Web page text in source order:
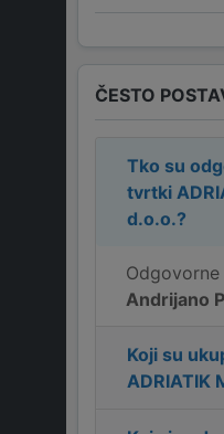
ČESTO
Tko su
tvrtki
d.o.o.?
Andrijano
Koji su
ADRIATIK